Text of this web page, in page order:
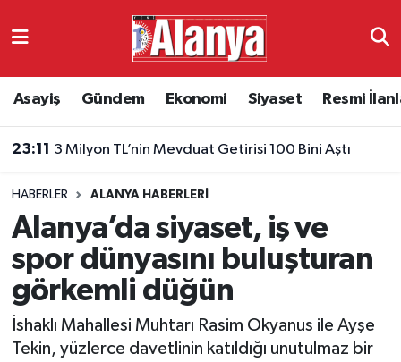
Asayiş Gündem Ekonomi Siyaset Resmi
23:08 Türkiye UEFA ülke puanında yerini korudu
HABERLER ALANYA HABERLERI
Alanya’da siyaset, iş ve
spor dünyasını buluşturan
görkemli düğün
İshaklı Mahallesi Muhtarı Rasim Okyanus ile Ayşe
Tekin, yüzlerce davetlinin katıldığı unutulmaz bir
Ekonomi
Resmi İlanlar
Alanyaspor
Turizm
Antalya Namaz Vakitleri
Süper Lig Puan Durumu ve Fikstür
Tüm Manşetler
Son Dakika Haberleri